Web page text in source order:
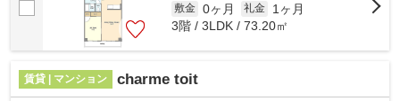
敷金 0ヶ月 礼金
1ヶ月
3階 / 3LDK / 73.20㎡
賃貸 | マンション charme toit